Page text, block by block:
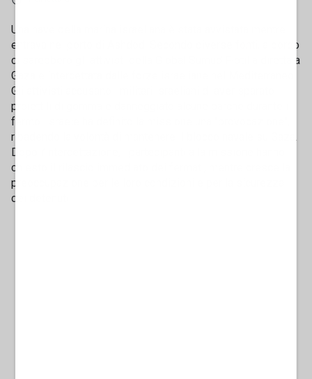
Una nave della marina israeliana è stata avvistata mentre
entrava nel porto di Ashdod. Secondo diverse fonti, a bordo
ci sarebbero gli attivisti della Global Sumud Flotilla diretta a
Gaza e intercettata dalle forze israeliane nel Mediterraneo.
Gli attivisti accusano i militari israeliani di aver sparato
proiettili di gomma e danneggiato alcune barche durante il
fermo. Israele ha definito la missione una "provocazione",
ribadendo la volontà di mantenere il blocco navale su Gaza.
Dopo l’intercettazione, i partecipanti alla missione hanno
chiesto il rilascio immediato dei fermati, mentre cresce la
preoccupazione per le loro condizioni e per la sicurezza
dei detenuti.